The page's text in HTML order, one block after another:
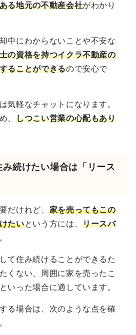
る地元の不動産会社がわかり
中にわからないことや不安な
の資格を持つイクラ不動産の
ることができるので安心で
気軽なチャットになります。
、しつこい営業の心配もあり
続けたい場合は「リース
だけれど、 家を売ってもこの
たいという方には、リースバ
て住み続けることができるた
くない、周囲に家を売ったこ
いった場合に適しています。
る場合は、次のような点を確